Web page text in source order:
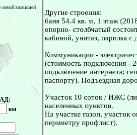
левой клавишей
км
Другие строения:
баня 54.4 кв. м, 1 этаж
опорно- столбчатый
кабиной, унитаз, парилка с
Коммуникации -
(стоимость подключения -
подключение интернета;
паспорту). Подъездная
Участок 10 соток / ИЖС
населенных пунктов.
На участке газон, участок
периметру профлист).